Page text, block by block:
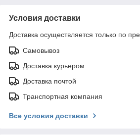
Условия доставки
Доставка осуществляется только по
Самовывоз
Доставка курьером
Доставка почтой
Транспортная компания
Все условия доставки